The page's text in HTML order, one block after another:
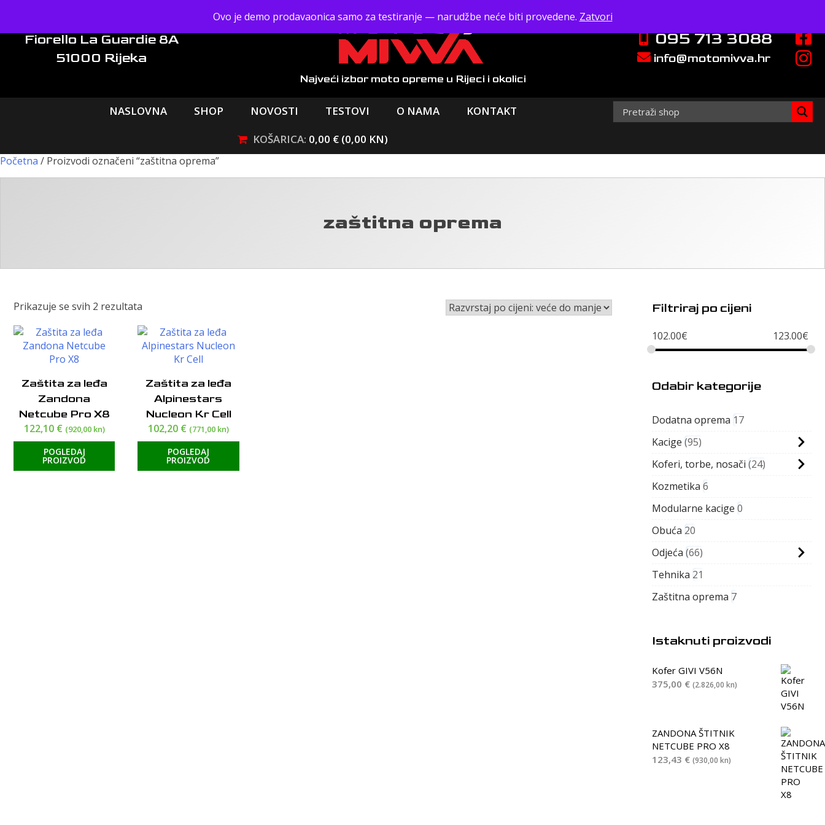
contentFiorello La Guardie 8A
51000 Rijeka
Najveći izbor moto opreme u Rijeci i okolici
095 713 3088
info@motomivva.hr
NASLOVNA SHOP NOVOSTI TESTOVI O NAMA
KONTAKT
0,00 € (0,00 KN)
Početna / Proizvodi označeni “zaštitna oprema”
zaštitna oprema
Prikazuje se svih 2 rezultata
cijeni:
od
niske
Zaštita za leđa
Zandona
Netcube Pro X8
122,10 € (920,00 kn)
POGLEDAJ
PROIZVOD
Zaštita za leđa
Alpinestars
Nucleon Kr Cell
102,20 € (771,00 kn)
POGLEDAJ
PROIZVOD
Filtriraj po cijeni
102.00€ 123.00€
Odabir kategorije
Dodatna oprema 17
Kacige 95
Koferi, torbe, nosači 24
Kozmetika 6
Modularne kacige 0
Obuća 20
Odjeća 66
Tehnika 21
Zaštitna oprema 7
Istaknuti proizvodi
Kofer GIVI V56N
375,00 € (2.826,00 kn)
ZANDONA ŠTITNIK
NETCUBE PRO X8
123,43 € (930,00 kn)
Ovo je demo prodavaonica samo za testiranje — narudžbe neće biti provedene. Zatvori